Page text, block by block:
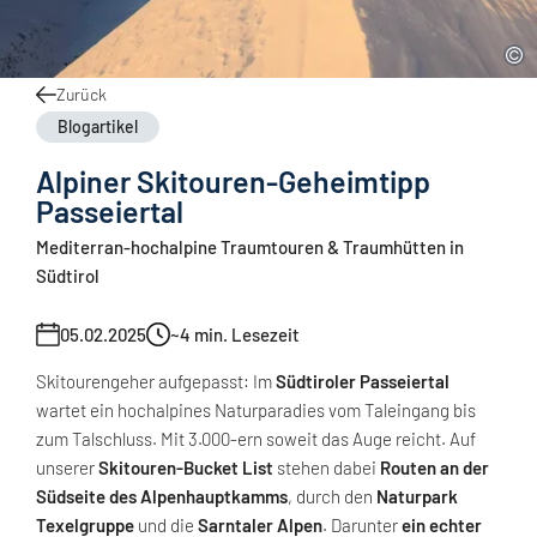
Zurück
Blogartikel
Alpiner Skitouren-Geheimtipp
Passeiertal
Mediterran-hochalpine Traumtouren & Traumhütten in
Südtirol
05.02.2025 ~4 min. Lesezeit
Skitourengeher aufgepasst: ImSüdtiroler Passeiertal
wartet ein hochalpines Naturparadies vom Taleingang bis
zum Talschluss. Mit 3.000-ern soweit das Auge reicht. Auf
unsererSkitouren-Bucket List stehen dabei Routen an der
Südseite des Alpenhauptkamms, durch den Naturpark
Texelgruppe und die Sarntaler Alpen. Darunterein echter